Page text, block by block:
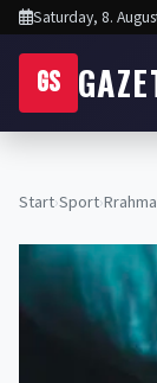
Saturday, 8.
GS
Start›Sport›